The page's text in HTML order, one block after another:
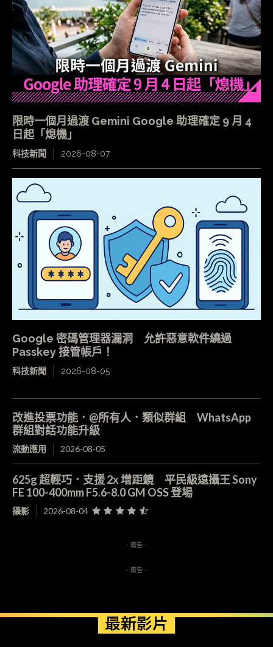
限時一個月過渡 Gemini Google 助理確定 9 月 4
日起「熄機」
科技新聞 2026-08-07
Google 密碼管理器漏洞 允許惡意軟件繞過
Passkey 接管帳戶！
科技新聞 2026-08-05
改進投票功能．@所有人．類似群組 WhatsApp
群組對話功能升級
流動應用 2026-08-05
625g 超輕巧．支援 2x 增距鏡 平民級遠攝王 Sony
FE 100-400mm F5.6-8.0 GM OSS 登場
攝影 2026-08-04
- 廣告 -
- 廣告 -
最新影片